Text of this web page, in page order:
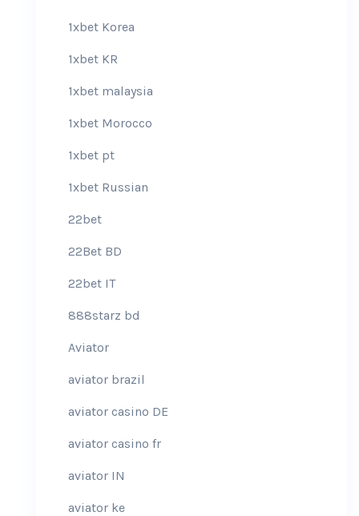
1xbet Korea
1xbet KR
1xbet malaysia
1xbet Morocco
1xbet pt
1xbet Russian
22bet
22Bet BD
22bet IT
888starz bd
Aviator
aviator brazil
aviator casino DE
aviator casino fr
aviator IN
aviator ke